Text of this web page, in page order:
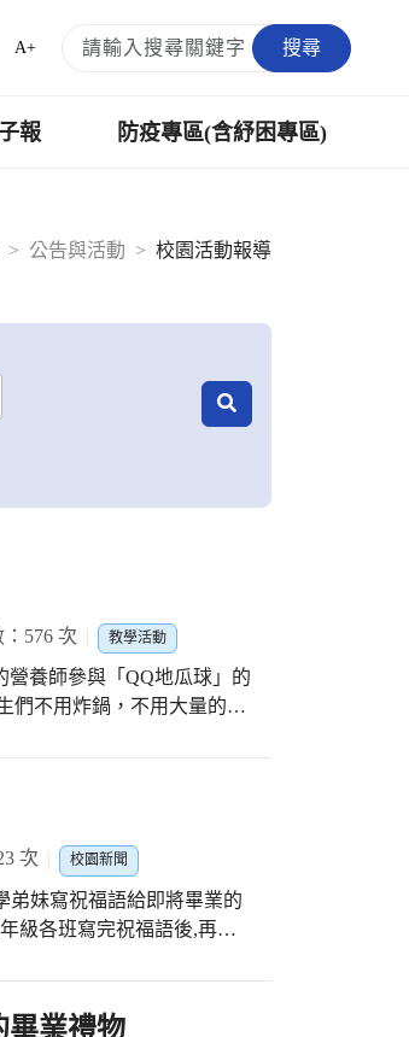
A+ 搜尋
報 防疫專區(含紓困專區)
公告與活動 校園活動報導
576 次 教學活動
養師參與「QQ地瓜球」的
們不用炸鍋，不用大量的油
次 校園新聞
弟妹寫祝福語給即將畢業的
級各班寫完祝福語後,再用
畢業禮物